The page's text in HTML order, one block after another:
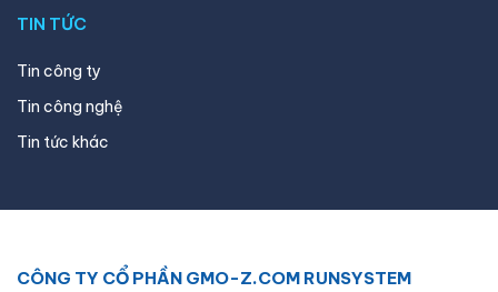
TIN TỨC
Tin công ty
Tin công nghệ
Tin tức khác
CÔNG TY CỔ PHẦN GMO-Z.COM RUNSYSTEM